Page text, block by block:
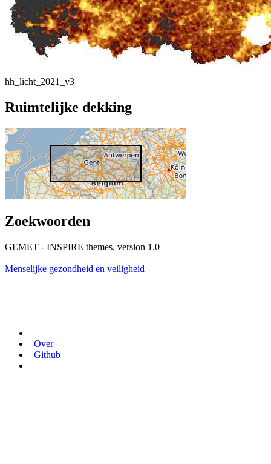
hh_licht_2021_v3
Ruimtelijke dekking
Zoekwoorden
GEMET - INSPIRE themes, version 1.0
Menselijke gezondheid en veiligheid
Over
Github